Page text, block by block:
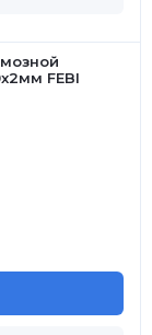
FEBI